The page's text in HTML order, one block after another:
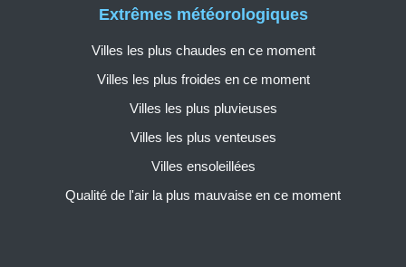
Extrêmes météorologiques
Villes les plus chaudes en ce moment
Villes les plus froides en ce moment
Villes les plus pluvieuses
Villes les plus venteuses
Villes ensoleillées
Qualité de l'air la plus mauvaise en ce moment